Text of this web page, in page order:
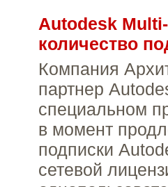
Autodesk
количество
Компания
партнер
специальном
в момент
подписки
сетевой